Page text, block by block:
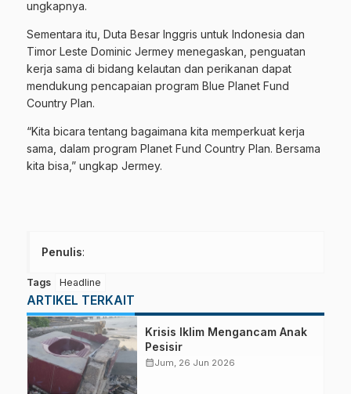
ungkapnya.
Sementara itu, Duta Besar Inggris untuk Indonesia dan
Timor Leste Dominic Jermey menegaskan, penguatan
kerja sama di bidang kelautan dan perikanan dapat
mendukung pencapaian program Blue Planet Fund
Country Plan.
“Kita bicara tentang bagaimana kita memperkuat kerja
sama, dalam program Planet Fund Country Plan. Bersama
kita bisa,” ungkap Jermey.
Penulis:
Tags Headline
ARTIKEL TERKAIT
Krisis Iklim Mengancam Anak
Pesisir
calendar_monthJum, 26 Jun 2026